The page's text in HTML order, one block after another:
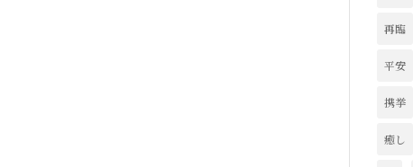
再臨
平安
携挙
癒し